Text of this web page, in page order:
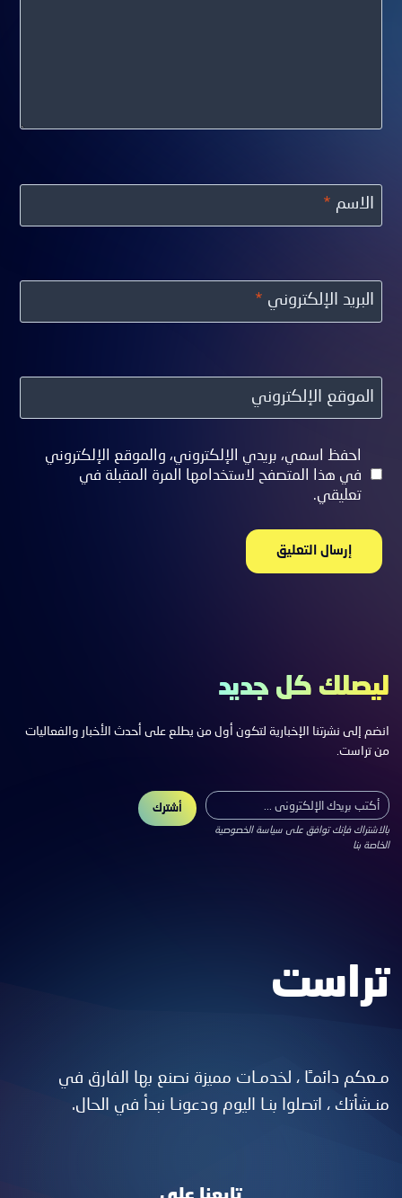
الاسم *
البريد الإلكتروني *
الموقع الإلكتروني
احفظ اسمي، بريدي الإلكتروني، والموقع الإلكتروني
في هذا المتصفح لاستخدامها المرة المقبلة في
تعليقي.
ليصلك كل جديد
انضم إلى نشرتنا الإخبارية لتكون أول من يطلع على أحدث الأخبار والفعاليات
من تراست.
بالاشتراك فإنك توافق على سياسة الخصوصية
الخاصة بنا
اشترك
أشترك
تراست
مـعكم دائمـًا ، لخدمـات مميزة نصنع بها الفارق في
منـشأتك ، اتصلوا بنـا اليوم ودعونـا نبدأ في الحال.